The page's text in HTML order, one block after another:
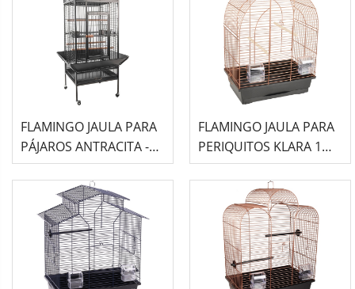
FLAMINGO JAULA PARA
PÁJAROS ANTRACITA -
PAOLO-
FLAMINGO JAULA PARA
PERIQUITOS KLARA 1
COBRE NEGRO